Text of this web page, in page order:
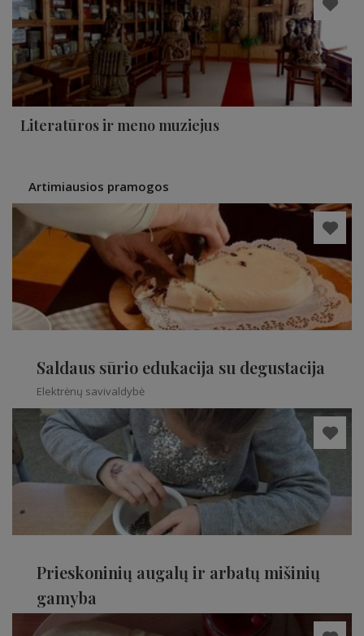
Literatūros ir meno muziejus
Artimiausios pramogos
Saldaus sūrio edukacija su degustacija
Elektrėnų savivaldybė
Prieskoninių augalų ir arbatų mišinių
gamyba
Elektrėnų savivaldybė